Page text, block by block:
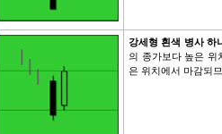
강세형 흰색 병사 하
의 종가보다 높은 위
은 위치에서 마감되